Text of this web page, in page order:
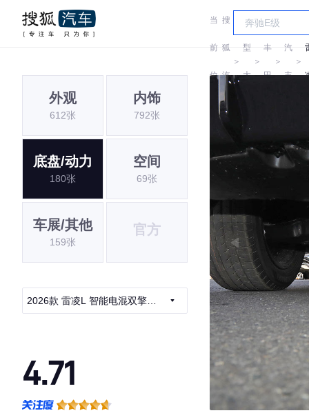
当
前
位
置:
搜
狐
汽
车
＞
车
型
大
＞
丰
田
＞
汽
丰
＞
外观
612张
内饰
792张
底盘/动力
180张
空间
69张
车展/其他
159张
官方
2026款 雷凌L 智能电混双擎
4.71